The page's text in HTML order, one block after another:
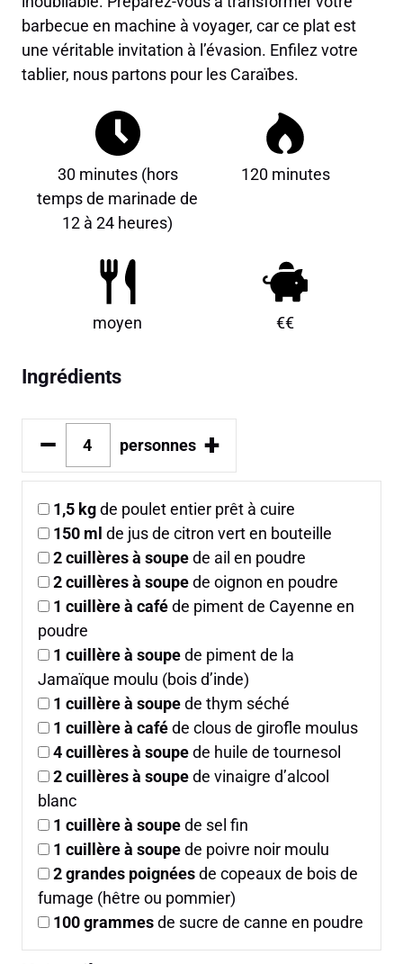
barbecue en machine à voyager, car ce plat est
une véritable invitation à l’évasion. Enfilez votre
tablier, nous partons pour les Caraïbes.
30 minutes (hors
temps de marinade de
12 à 24 heures)
120 minutes
moyen €€
Ingrédients
– personnes +
1,5 kgde poulet entier prêt à cuire
150 ml de jus de citron vert en bouteille
2cuillères à soupede ail en poudre
2cuillères à soupede oignon en poudre
1 cuillère à caféde piment de Cayenne en
poudre
1 cuillère à soupede piment de la
Jamaïque moulu (bois d’inde)
1 cuillère à soupede thym séché
1 cuillère à caféde clous de girofle moulus
4cuillères à soupede huile de tournesol
2cuillères à soupede vinaigre d’alcool
blanc
1 cuillère à soupede sel fin
1 cuillère à soupede poivre noir moulu
2grandes poignéesde copeaux de bois de
fumage (hêtre ou pommier)
100grammesde sucre de canne en poudre